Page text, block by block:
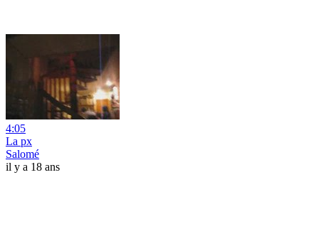
4:05
La px
Salomé
il y a 18 ans